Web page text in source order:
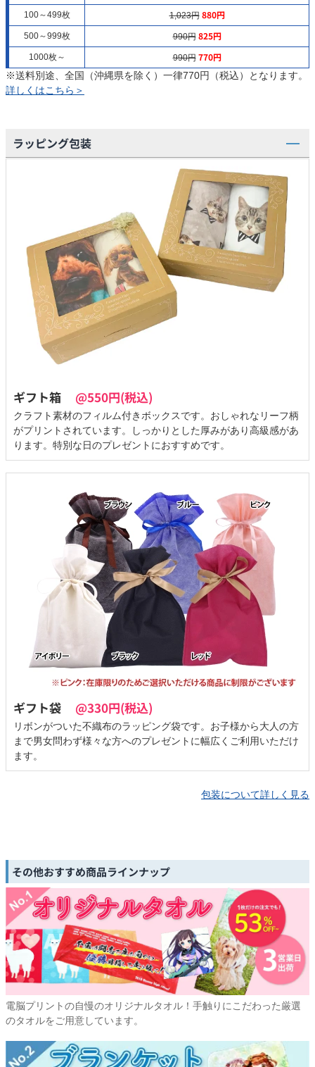
100～499枚 1,023円 880円
500～999枚 990円 825円
1000枚～ 990円 770円
※送料別途、全国（沖縄県を除く）一律770円（税込）となります。
詳しくはこちら＞
ラッピング包装
ギフト箱 @550円(税込)
クラフト素材のフィルム付きボックスです。おしゃれなリーフ柄
がプリントされています。しっかりとした厚みがあり高級感があ
ります。特別な日のプレゼントにおすすめです。
ギフト袋 @330円(税込)
リボンがついた不織布のラッピング袋です。お子様から大人の方
まで男女問わず様々な方へのプレゼントに幅広くご利用いただけ
ます。
包装について詳しく見る
その他おすすめ商品ラインナップ
電脳プリントの自慢のオリジナルタオル！手触りにこだわった厳選
のタオルをご用意しています。